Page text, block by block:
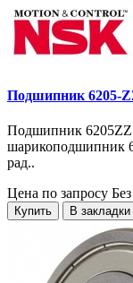
Подшипник 6205-
Подшипник 6205ZZ
шарикоподшипник
рад..
Цена по запросу
Купить В закладки